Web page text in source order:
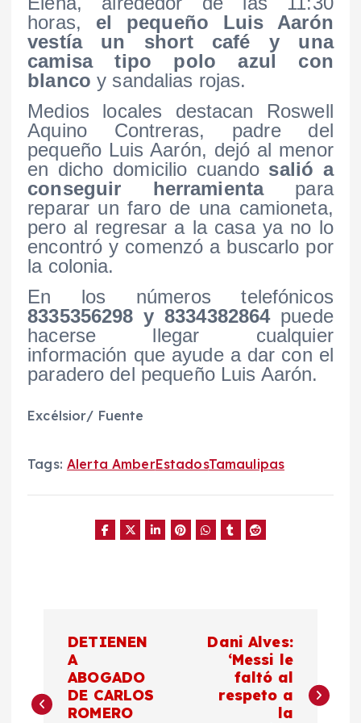
horas, el pequeño Luis Aarón
vestía un short café y una
camisa tipo polo azul con
blanco y sandalias rojas.
Medios locales destacan Roswell
Aquino Contreras, padre del
pequeño Luis Aarón, dejó al menor
en dicho domicilio cuando salió a
conseguir herramienta para
reparar un faro de una camioneta,
pero al regresar a la casa ya no lo
encontró y comenzó a buscarlo por
la colonia.
En los números telefónicos
8335356298 y 8334382864 puede
hacerse llegar cualquier
información que ayude a dar con el
paradero del pequeño Luis Aarón.
Excélsior/ Fuente
Tags: Alerta AmberEstadosTamaulipas
v
DETIENEN
A
ABOGADO
DE CARLOS
ROMERO
Dani Alves:
‘Messi le
faltó al
respeto a
la